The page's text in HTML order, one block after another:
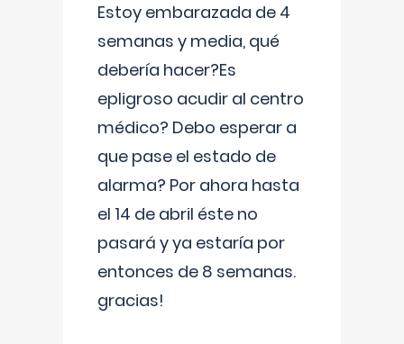
Estoy embarazada de 4
semanas y media, qué
debería hacer?Es
epligroso acudir al centro
médico? Debo esperar a
que pase el estado de
alarma? Por ahora hasta
el 14 de abril éste no
pasará y ya estaría por
entonces de 8 semanas.
gracias!